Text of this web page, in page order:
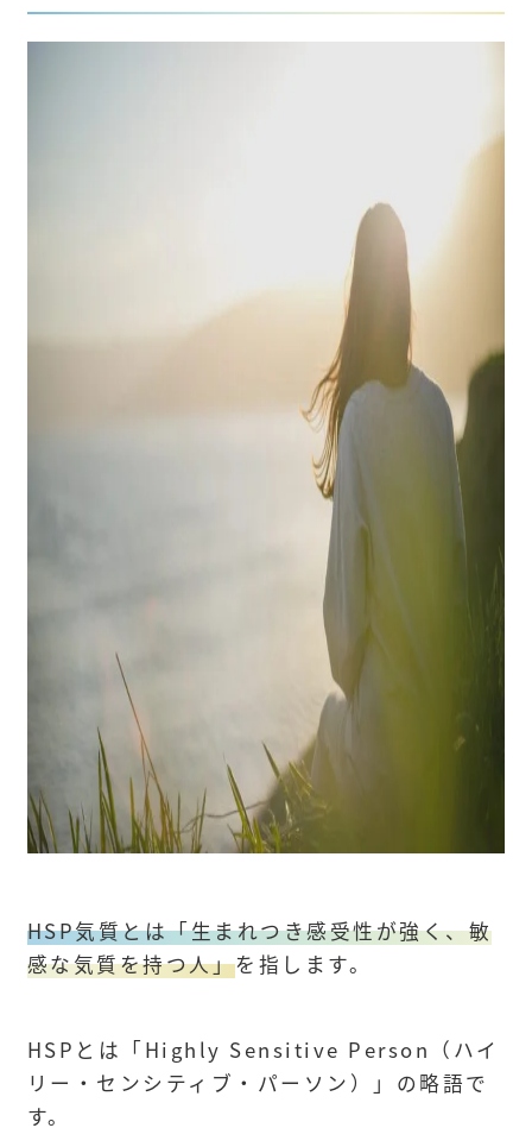
HSP気質とは「生まれつき感受性が強く、敏
感な気質を持つ人」を指します。
HSPとは「Highly Sensitive Person（ハイ
リー・センシティブ・パーソン）」の略語で
す。